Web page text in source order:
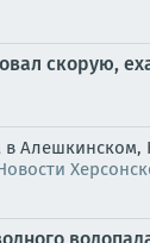
скорую,
в